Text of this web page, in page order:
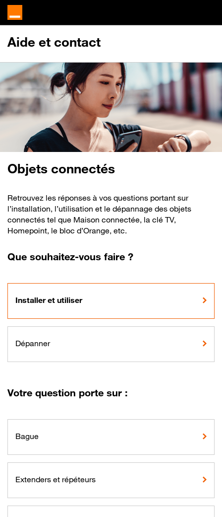
Aide et contact
Objets connectés
Retrouvez les réponses à vos questions portant sur
l’installation, l’utilisation et le dépannage des objets
connectés tel que Maison connectée, la clé TV,
Homepoint, le bloc d’Orange, etc.
Que souhaitez-vous faire ?
Installer et utiliser
Dépanner
Votre question porte sur :
Bague
Extenders et répéteurs